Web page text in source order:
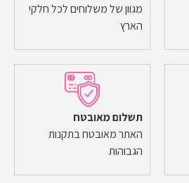
מגוון של משלוחים לכל חלקי
הארץ
תשלום מאובטח
האתר מאובטח בתקנות
הגבוהות